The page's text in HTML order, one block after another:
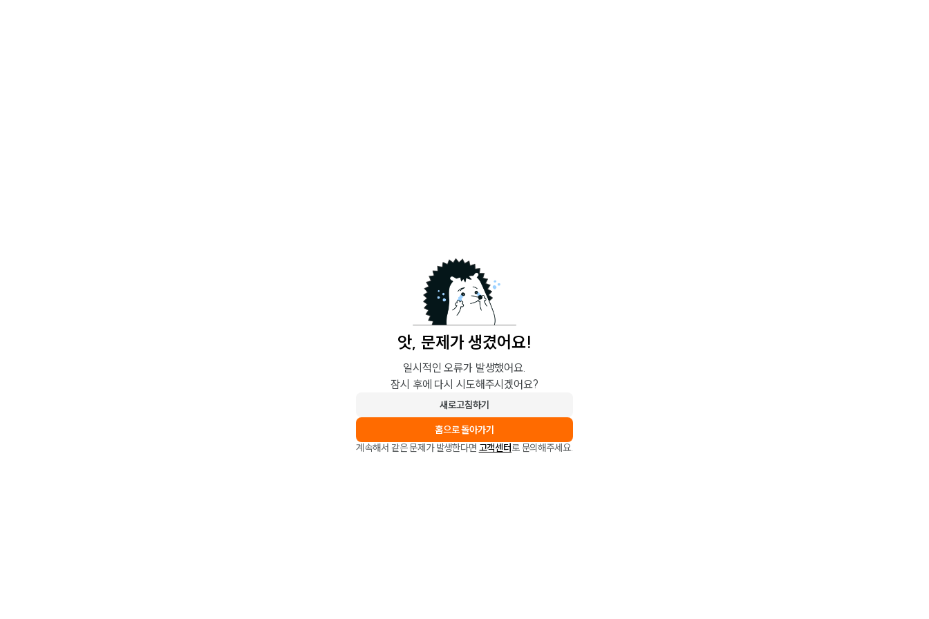
앗, 문제가 생겼어요!
일시적인 오류가 발생했어요.
잠시 후에 다시 시도해주시겠어요?
새로고침하기
홈으로 돌아가기
계속해서 같은 문제가 발생한다면 고객센터로 문의해주세요.